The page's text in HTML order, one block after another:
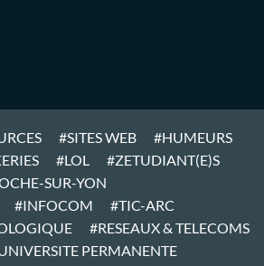
#SITES WEB
#HUMEURS
#LOL
#ZETUDIANT(E)S
SUR-YON
#INFOCOM
#TIC-ARC
#RESEAUX & TELECOMS
PERMANENTE